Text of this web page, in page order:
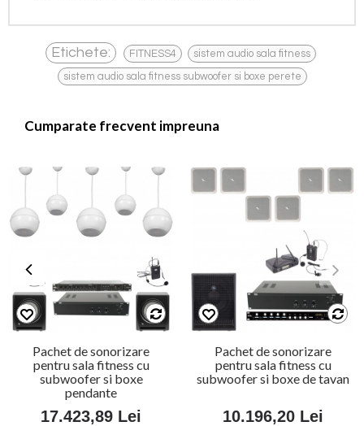
Etichete: FITNESS4 sistem audio sala fitness
sistem audio sala fitness subwoofer si boxe perete
Cumparate frecvent impreuna
Pachet de sonorizare
pentru sala fitness cu
subwoofer si boxe
pendante
17.423,89 Lei
Pachet de sonorizare
pentru sala fitness cu
subwoofer si boxe de tavan
10.196,20 Lei